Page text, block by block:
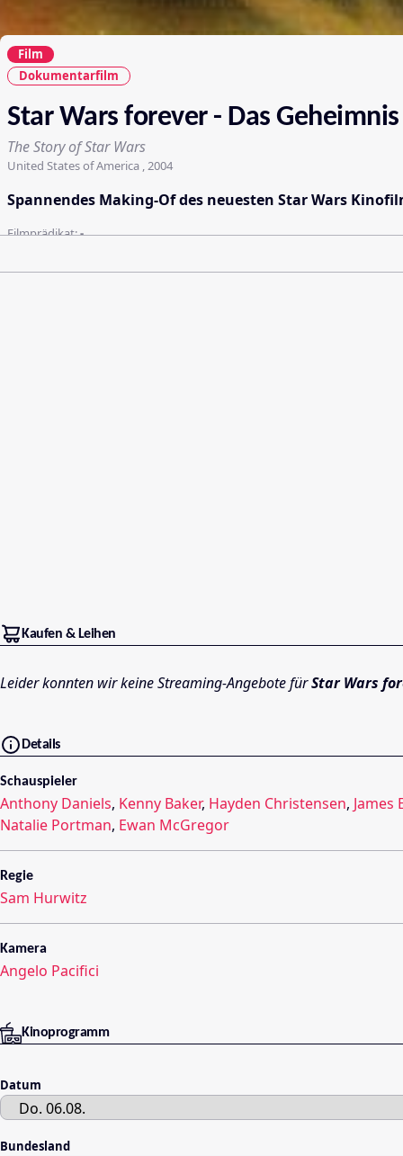
Film
Dokumentarfilm
Star Wars forever - Das
The Story of Star Wars
United States of America , 2004
Spannendes Making-Of des neuesten Star Wars
Filmprädikat:-
Kaufen & Leihen
Leider konnten wir keine Streaming-Angebote fürStar Wars
Details
Schauspieler
Anthony Daniels, Kenny Baker, Hayden Christensen, James
Natalie Portman, Ewan McGregor
Regie
Sam Hurwitz
Kamera
Angelo Pacifici
Kinoprogramm
Datum
Bundesland